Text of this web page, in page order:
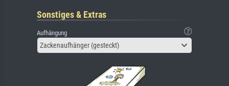
Sonstiges & Extras
Aufhängung
Zackenaufhänger (gesteckt)